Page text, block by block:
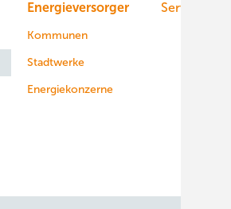
Energieversorger
Kommunen
Stadtwerke
Energiekonzerne
Service